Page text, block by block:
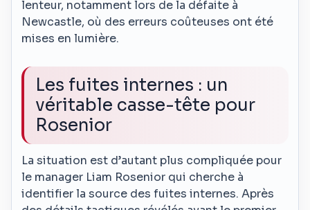
lenteur, notamment lors de la défaite à
Newcastle, où des erreurs coûteuses ont été
mises en lumière.
Les fuites internes : un
véritable casse-tête pour
Rosenior
La situation est d’autant plus compliquée pour
le manager Liam Rosenior qui cherche à
identifier la source des fuites internes. Après